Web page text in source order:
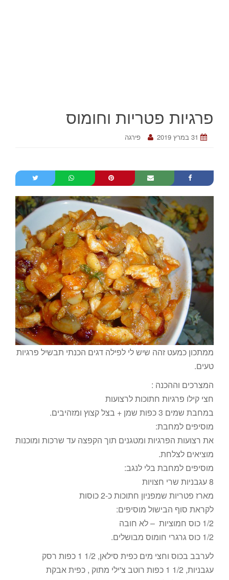
פרגיות פטריות וחומוס
31 במרץ 2019 פירגה
ממתכון כמעט זהה שיש לי לפילה דגים הכנתי תבשיל פרגיות
טעים.
המצרכים וההכנה :
חצי קילו פרגיות חתוכות לרצועות
במחבת שמים 3 כפות שמן + בצל קצוץ ומזהיבים.
מוסיפים למחבת:
את רצועות הפרגיות ומטגנים תוך הקפצה עד שרכות ומוכנות
מוציאים לצלחת.
מוסיפים למחבת בלי לנגב:
8 עגבניות שרי חצויות
מארז פטריות שמפניון חתוכות כ-2 כוסות
לקראת סוף הבישול מוסיפים:
1/2 כוס חמוציות – לא חובה
1/2 כוס גרגרי חומוס מבושלים.
לערבב בכוס וחצי מים כפית סילאן, 1/2 1 כפות רסק
עגבניות, 1/2 1 כפות רוטב צ'ילי מתוק , כפית אבקת